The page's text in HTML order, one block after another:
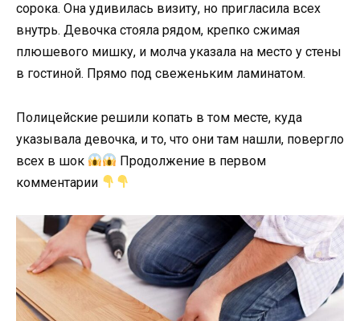
сорока. Она удивилась визиту, но пригласила всех
внутрь. Девочка стояла рядом, крепко сжимая
плюшевого мишку, и молча указала на место у стены
в гостиной. Прямо под свеженьким ламинатом.
Полицейские решили копать в том месте, куда
указывала девочка, и то, что они там нашли, повергло
всех в шок
Продолжение в первом
комментарии